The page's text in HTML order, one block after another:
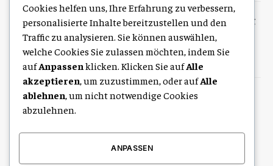
Professionelle Wäschereiausstattung
für hohe Anforderungen im Gewerbe
August 9, 2026
Großwäscherei Ausstattung für
Cookies helfen uns, Ihre Erfahrung zu verbessern,
personalisierte Inhalte bereitzustellen und den
Traffic zu analysieren. Sie können auswählen,
welche Cookies Sie zulassen möchten, indem Sie
aufAnpassen klicken. Klicken Sie aufAlle
akzeptieren, um zuzustimmen, oder aufAlle
ablehnen, um nicht notwendige Cookies
abzulehnen.
ANPASSEN